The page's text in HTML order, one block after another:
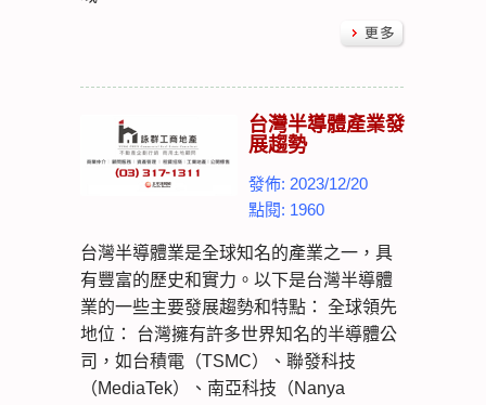
台灣半導體產業發
展趨勢
發佈: 2023/12/20
點閱: 1960
台灣半導體業是全球知名的產業之一，具
有豐富的歷史和實力。以下是台灣半導體
業的一些主要發展趨勢和特點： 全球領先
地位： 台灣擁有許多世界知名的半導體公
司，如台積電（TSMC）、聯發科技
（MediaTek）、南亞科技（Nanya